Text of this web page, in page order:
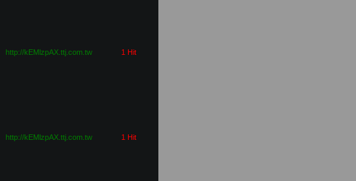
http://kEMlzpAX.ttj.com.tw 1 Hit
http://kEMlzpAX.ttj.com.tw 1 Hit